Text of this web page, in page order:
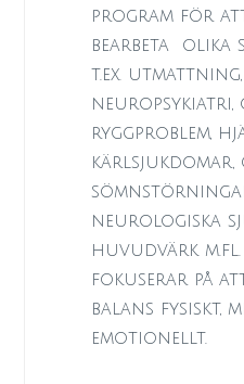
program för
bearbeta
olika
t.ex. utmattning,
neuropsykiatri,
ryggproblem,
kärlsjukdomar,
neurologiska
huvudvärk m.fl.
fokuserar på
balans fysiskt,
emotionellt.